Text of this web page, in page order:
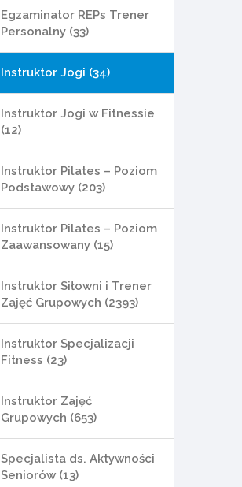
Egzaminator REPs Trener
Personalny (33)
Instruktor Jogi (34)
Instruktor Jogi w Fitnessie
(12)
Instruktor Pilates – Poziom
Podstawowy (203)
Instruktor Pilates – Poziom
Zaawansowany (15)
Instruktor Siłowni i Trener
Zajęć Grupowych (2393)
Instruktor Specjalizacji
Fitness (23)
Instruktor Zajęć
Grupowych (653)
Specjalista ds. Aktywności
Seniorów (13)